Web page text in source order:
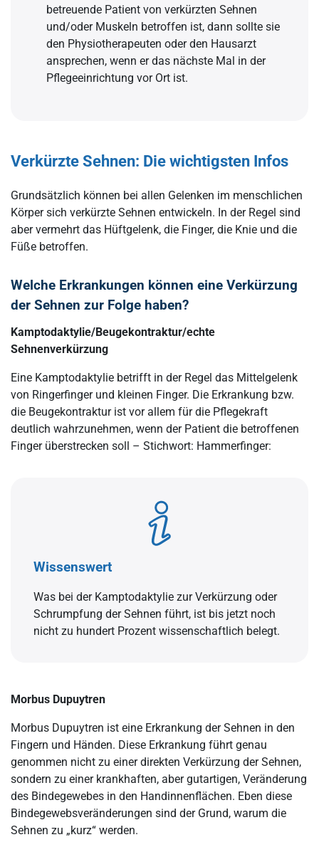
betreuende Patient von verkürzten Sehnen
und/oder Muskeln betroffen ist, dann sollte sie
den Physiotherapeuten oder den Hausarzt
ansprechen, wenn er das nächste Mal in der
Pflegeeinrichtung vor Ort ist.
Verkürzte Sehnen: Die wichtigsten Infos
Grundsätzlich können bei allen Gelenken im menschlichen
Körper sich verkürzte Sehnen entwickeln. In der Regel sind
aber vermehrt das Hüftgelenk, die Finger, die Knie und die
Füße betroffen.
Welche Erkrankungen können eine Verkürzung
der Sehnen zur Folge haben?
Kamptodaktylie/Beugekontraktur/echte
Sehnenverkürzung
Eine Kamptodaktylie betrifft in der Regel das Mittelgelenk
von Ringerfinger und kleinen Finger. Die Erkrankung bzw.
die Beugekontraktur ist vor allem für die Pflegekraft
deutlich wahrzunehmen, wenn der Patient die betroffenen
Finger überstrecken soll – Stichwort: Hammerfinger:
Wissenswert
Was bei der Kamptodaktylie zur Verkürzung oder
Schrumpfung der Sehnen führt, ist bis jetzt noch
nicht zu hundert Prozent wissenschaftlich belegt.
Morbus Dupuytren
Morbus Dupuytren ist eine Erkrankung der Sehnen in den
Fingern und Händen. Diese Erkrankung führt genau
genommen nicht zu einer direkten Verkürzung der Sehnen,
sondern zu einer krankhaften, aber gutartigen, Veränderung
des Bindegewebes in den Handinnenflächen. Eben diese
Bindegewebsveränderungen sind der Grund, warum die
Sehnen zu „kurz“ werden.